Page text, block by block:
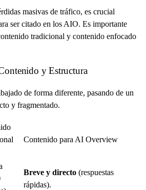
masivas de tráfico, es crucial
ser citado en los AIO. Es importante
tradicional y contenido enfocado
y Estructura
de forma diferente, pasando de un
y fragmentado.
Contenido para AI Overview
Breve y directo (respuestas
rápidas).